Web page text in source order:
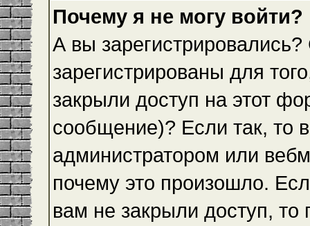
Почему я не могу войти?
А вы
зарегистрированы для
закрыли доступ на этот
сообщение)? Если так, то
администратором или
почему это произошло.
вам не закрыли доступ,